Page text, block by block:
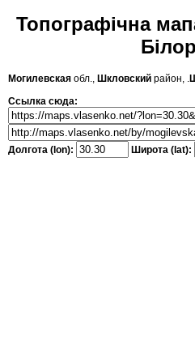
Топографічна
Могилевская обл., Шкловский район, .
Ссылка сюда:
Долгота (lon): Широта (lat):